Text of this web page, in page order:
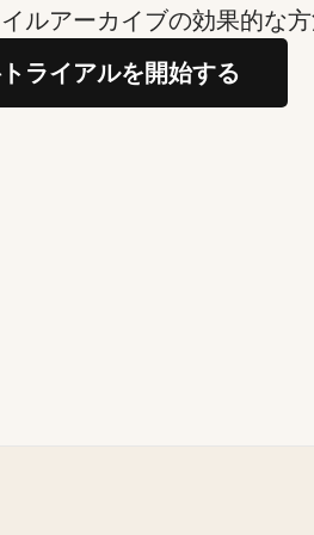
ルアーカイブの効果的な
ライアルを開始する